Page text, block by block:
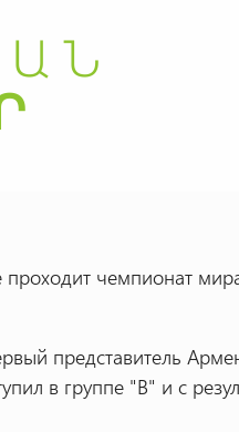
проходит чемпионат
представитель
в группе "В" и с